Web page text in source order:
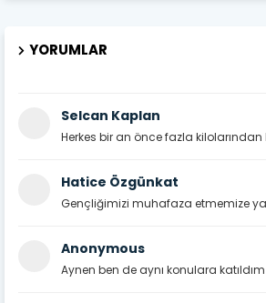
YORUMLAR
Selcan Kaplan
Herkes bir an önce fazla kilolarından
Hatice Özgünkat
Gençliğimizi muhafaza etmemize
Anonymous
Aynen ben de aynı konulara